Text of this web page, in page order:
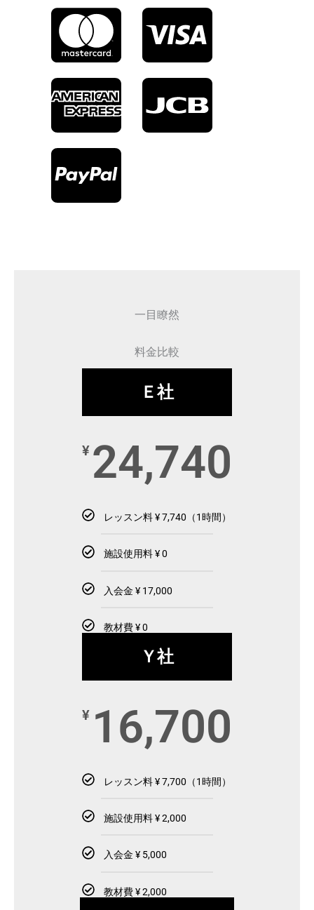
一目瞭然
料金比較
Ｅ社
¥ 24,740
レッスン料 ¥ 7,740（1時間）
施設使用料 ¥ 0
入会金 ¥ 17,000
教材費 ¥ 0
Ｙ社
¥ 16,700
レッスン料 ¥ 7,700（1時間）
施設使用料 ¥ 2,000
入会金 ¥ 5,000
教材費 ¥ 2,000